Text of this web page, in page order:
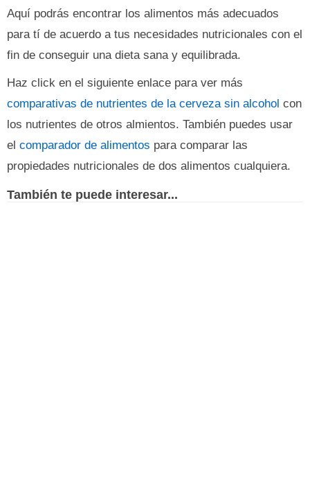
Aquí podrás encontrar los alimentos más adecuados
para tí de acuerdo a tus necesidades nutricionales con el
fin de conseguir una dieta sana y equilibrada.
Haz click en el siguiente enlace para ver más
comparativas de nutrientes de la cerveza sin alcohol con
los nutrientes de otros almientos. También puedes usar
el comparador de alimentos para comparar las
propiedades nutricionales de dos alimentos cualquiera.
También te puede interesar...